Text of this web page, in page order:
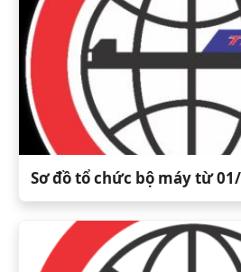
Sơ đồ tổ chức bộ máy từ